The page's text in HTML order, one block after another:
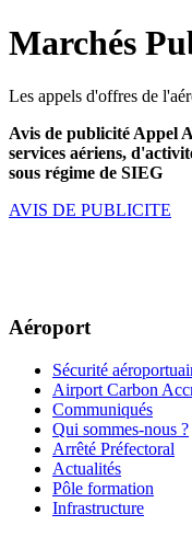
Marchés
Les appels d'offres de
Avis de publicité Appel
services aériens,
sous régime de SIEG
AVIS DE PUBLICITE
Aéroport
Sécurité
Airport Carbon
Communiqués
Qui sommes-nous ?
Arrêté Préfectoral
Actualités
Pôle formation
Infrastructure